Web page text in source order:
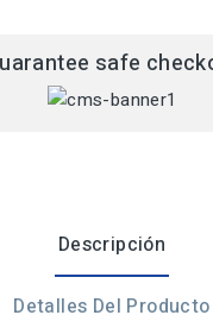
safe
Descripción
Detalles Del Producto